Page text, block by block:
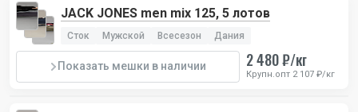
JACK JONES men mix 125, 5 лотов
Сток Мужской Всесезон Дания
Показать мешки в наличии 2 480 ₽/кг
Крупн.опт 2 107 ₽/кг